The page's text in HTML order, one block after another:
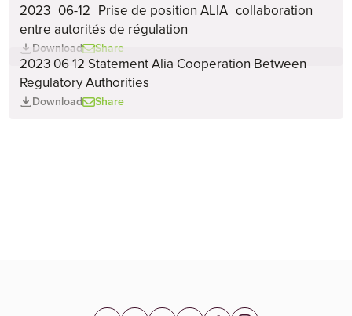
2023_06-12_Prise de position ALIA_collaboration
entre autorités de régulation
Download Share
2023 06 12 Statement Alia Cooperation Between
Regulatory Authorities
Download Share